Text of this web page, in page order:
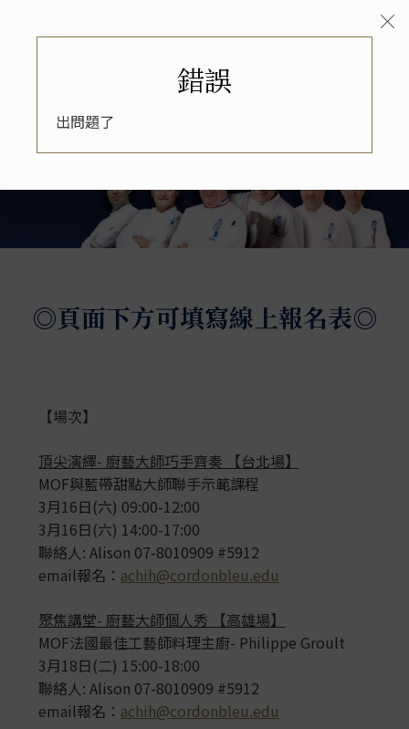
◎頁面下方可填寫線上報名表◎
【場次】
頂尖演繹- 廚藝大師巧手齊奏 【台北場】
MOF與藍帶甜點大師聯手示範課程
3月16日(六) 09:00-12:00
3月16日(六) 14:00-17:00
聯絡人: Alison 07-8010909 #5912
email報名： achih@cordonbleu.edu
聚焦講堂- 廚藝大師個人秀 【高雄場】
MOF法國最佳工藝師料理主廚- Philippe Groult
3月18日(二) 15:00-18:00
聯絡人: Alison 07-8010909 #5912
email報名： achih@cordonbleu.edu
錯誤
出問題了